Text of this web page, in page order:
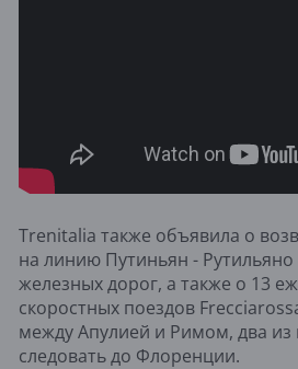
Trenitalia также объявила о
на линию Путиньян -
железных дорог, а также о 13
скоростных поездов
между Апулией и Римом, два из
следовать до Флоренции.